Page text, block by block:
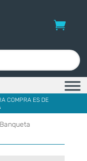
COMPRA ES DE
Banqueta